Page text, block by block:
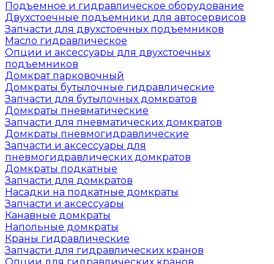
Подъемное и гидравлическое оборудование
Двухстоечные подъемники для автосервисов
Запчасти для двухстоечных подъемников
Масло гидравлическое
Опции и аксессуары для двухстоечных
подъемников
Домкрат парковочный
Домкраты бутылочные гидравлические
Запчасти для бутылочных домкратов
Домкраты пневматические
Запчасти для пневматических домкратов
Домкраты пневмогидравлические
Запчасти и аксессуары для
пневмогидравлических домкратов
Домкраты подкатные
Запчасти для домкратов
Насадки на подкатные домкраты
Запчасти и аксессуары
Канавные домкраты
Напольные домкраты
Краны гидравлические
Запчасти для гидравлических кранов